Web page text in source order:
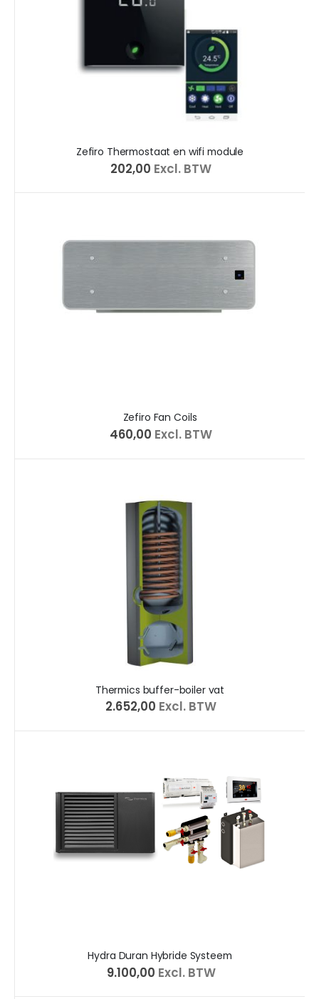
Zefiro Thermostaat en wifi module
€ 202,00 Excl. BTW
Zefiro Fan Coils
€ 460,00 Excl. BTW
Thermics buffer-boiler vat
€ 2.652,00 Excl. BTW
Hydra Duran Hybride Systeem
€ 9.100,00 Excl. BTW